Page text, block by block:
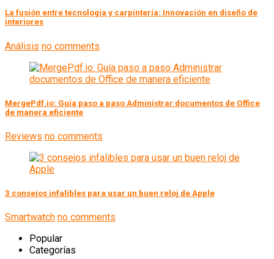
La fusión entre tecnología y carpintería: Innovación en diseño de
interiores
Análisis no comments
MergePdf.io: Guía paso a paso Administrar documentos de Office
de manera eficiente
Reviews no comments
3 consejos infalibles para usar un buen reloj de Apple
Smartwatch no comments
Popular
Categorías